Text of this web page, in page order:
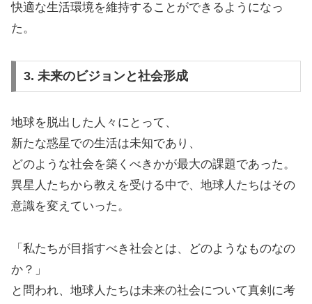
快適な生活環境を維持することができるようになっ
た。
3. 未来のビジョンと社会形成
地球を脱出した人々にとって、
新たな惑星での生活は未知であり、
どのような社会を築くべきかが最大の課題であった。
異星人たちから教えを受ける中で、地球人たちはその
意識を変えていった。
「私たちが目指すべき社会とは、どのようなものなの
か？」
と問われ、地球人たちは未来の社会について真剣に考